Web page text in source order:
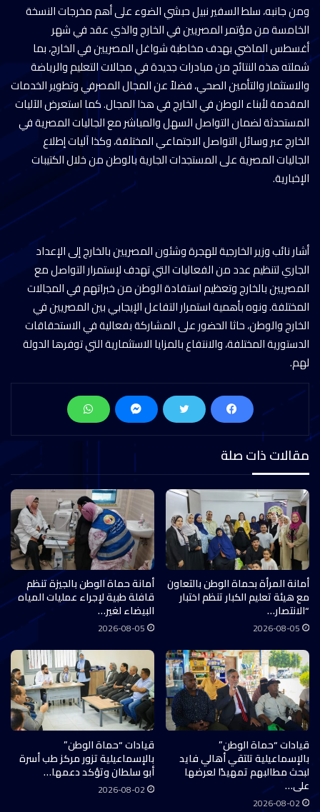
ومن جانبه، سلط السفير نبيل حبشي الضوء على أهم مخرجات النسخة
الخامسة من مؤتمر المصريين في الخارج والذي عقد في شهر
أغسطس الماضي بهدف مخاطبة شواغل المصريين في الخارج، بما
شملته هذه النتائج من مبادرات جديدة في مجالات التعليم والرياضة
والاستثمار والتأمين الصحي، فضلاً عن المجال المصرفي وتطوير الخدمات
المقدمة لأبناء الوطن في الخارج في هذا المجال. كما استعرض الآليات
المستحدثة لضمان التواصل السهل والمباشر مع الجاليات المصرية في
الخارج عبر وسائل التواصل الاجتماعي المختلفة، وكذا آليات إطلاع
الجاليات المصرية على المستجدات الجارية بالوطن من خلال الكتيبات
الإخبارية.
أشار نائب وزير الخارجية للهجرة وشئون المصريين بالخارج إلى الإعداد
الجاري لتنظيم عدد من الفعاليات التي تهدف لإستمرار التواصل مع
المصريين بالخارج وتعظيم استفادة الوطن من خبراتهم في المجالات
المختلفة. ونوه بأهمية استمرار التفاعل الإيجابي بين المصريين في
الخارج والوطن، حاثا الحضور على المشاركة بفعالية في الاستحقاقات
الدستورية المختلفة، والانتفاع بالمزايا الاستثمارية التي توفرها الدولة
لهم.
مقالات ذات صلة
أمانة المرأة بحماة الوطن بالتعاون
مع هيئة تعليم الكبار تنظم اختبار
“الانتصار…
2026-08-05
أمانة حماة الوطن بالجيزة تنظم
قافلة طبية لإجراء عمليات المياه
البيضاء لغير…
2026-08-05
قيادات “حماة الوطن”
بالإسماعيلية تلتقي أهالي فايد
لبحث مطالبهم تمهيدًا لعرضها
على…
2026-08-02
قيادات “حماة الوطن”
بالإسماعيلية تزور مركز طب أسرة
أبو سلطان وتؤكد دعمها…
2026-08-02